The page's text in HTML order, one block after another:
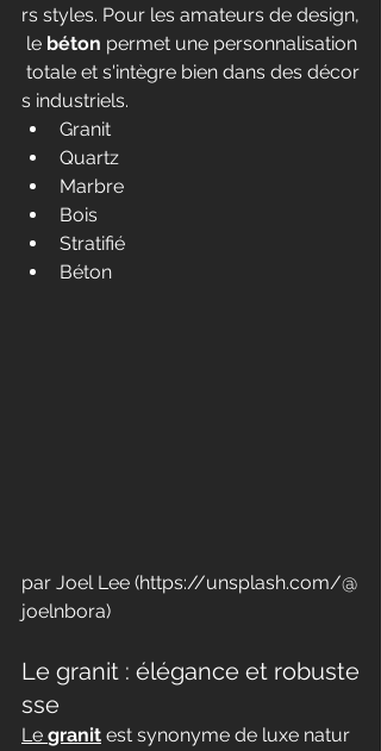
rs styles. Pour les amateurs de design,
le béton permet une personnalisation
totale et s'intègre bien dans des décor
s industriels.
Granit
Quartz
Marbre
Bois
Stratifié
Béton
par Joel Lee (https://unsplash.com/@
joelnbora)
Le granit : élégance et robuste
sse
Le granit est synonyme de luxe natur